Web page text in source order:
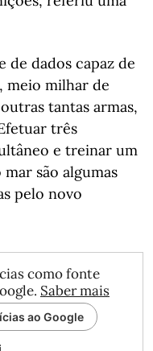
de dados capaz de
meio milhar de
tantas armas,
três
e treinar um
são algumas
pelo novo
como fonte
Saber mais
ao Google